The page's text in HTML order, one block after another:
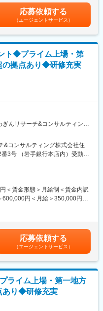
for Wellbeing」を掲げ、社会に
提供しています。社員一人ひと
を最大限発揮できる環境が整っ
です。
ング株式会社：
な経営課題の解決支援を目的
採用しています。行内研修とし
などを実施するとともに、行
。また、自己啓発支援施策と
ャリアチャレンジプログラム」
会、研修派遣には公募制も採用
キャリアアップを支援していま
手である「人」であり、「人」
ています。同行には、ふるさと
い「想い」を「形」にできるフ
手の未来を切り拓いていくとい
店舗を超える拠点
ある岩手銀行は「地域社会の発
」という理念を掲げ、東証プ
を通じて上下する可能性があり
めた表記です。
応募依頼する
（エージェントサービス）
ト◆プライム上場・第
の拠点あり◆研修充実
んリサーチ&コンサルティング
最適な事業承継プランを共に考
業承継を支援します。
イスを行いながら、最適な承継
業務に携わっていただきます。
雑な問題を解決することで企業
ング株式会社：
な経営課題の解決支援を目的
&コンサルティング株式会社住
3号 （岩手銀行本店内）受動喫
：会社の定める事業所（リモー
＜賃金形態＞月給制＜賃金内訳
600,000円＜月給＞350,000円～
を通じて上下する可能性があり
めた表記です。
応募依頼する
（エージェントサービス）
ライム上場・第一地方
あり◆研修充実